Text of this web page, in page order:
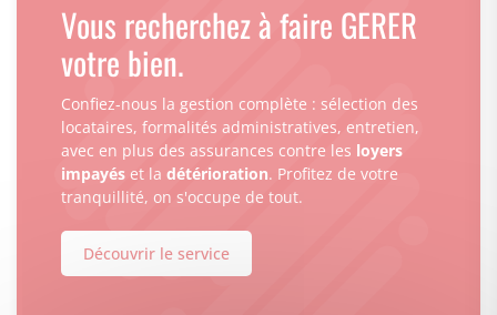
Vous recherchez à faire GERER
votre bien.
Confiez-nous la gestion complète : sélection des
locataires, formalités administratives, entretien,
avec en plus des assurances contre les loyers
impayés et la détérioration. Profitez de votre
tranquillité, on s'occupe de tout.
Découvrir le service